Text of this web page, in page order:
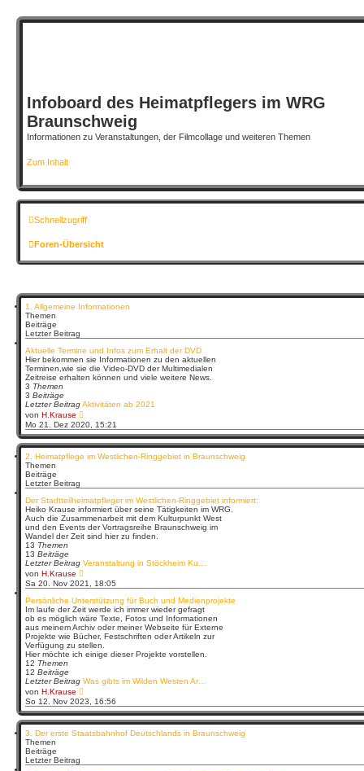
Infoboard des Heimatpflegers im WRG
Braunschweig
Informationen zu Veranstaltungen, der Filmcollage und weiteren Themen
Zum Inhalt
Schnellzugriff
Foren-Übersicht
1. Allgemeine Informationen
Themen
Beiträge
Letzter Beitrag
Aktuelle Termine und Infos zum Erhalt der DVD
Hier bekommen sie Informationen zu den aktuellen
Terminen,wie sie die Video-DVD der Multimedialen
Zeitreise erhalten können und viele weitere News.
3 Themen
3 Beiträge
Letzter BeitragAktivitäten ab 2021
von H.Krause
e
u
e
s
t
i
t
r
a
g
Mo 21. Dez 2020, 15:21
2. Heimatpflege im Westlichen-Ringgebiet in Braunschweig
Themen
Beiträge
Letzter Beitrag
Der Stadtteilheimatpfleger im Westlichen-Ringgebiet informiert:
Heiko Krause informiert über seine Tätigkeiten im WRG.
Auch die Zusammenarbeit mit dem Kulturpunkt West
und den Events der Vortragsreihe Braunschweig im
Wandel der Zeit sind hier zu finden.
13 Themen
13 Beiträge
Letzter Beitrag Veranstaltung in Stöckheim Ku…
von H.Krause
e
u
e
s
t
e
r
B
e
r
Sa 20. Nov 2021, 18:05
Persönliche Unterstützung für Buch und Medienprojekte
Im laufe der Zeit werde ich immer wieder gefragt
ob es möglich wäre Texte, Fotos und Informationen
aus meinem Archiv oder meiner Webseite für Externe
Projekte wie Bücher, Festschriften oder Artikeln zur
Verfügung zu stellen.
Hier möchte ich einige dieser Projekte vorstellen.
12 Themen
12 Beiträge
Letzter Beitrag Was gibts im Wilden Westen Ar…
von H.Krause
e
u
e
s
t
So 12. Nov 2023, 16:56
3. Der erste Staatsbahnhof Deutschlands in Braunschweig
Themen
Beiträge
Letzter Beitrag